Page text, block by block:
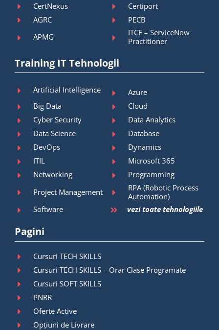
CertNexus
Certiport
AGRC
PECB
APMG
ITCE – ServiceNow
Practitioner
Training IT Tehnologii
Artificial Intelligence
Azure
Big Data
Cloud
Cyber Security
Data Analytics
Data Science
Database
DevOps
Dynamics
ITIL
Microsoft 365
Networking
Programming
Project Management
RPA (Robotic Process
Automation)
Software
vezi toate tehnologiile
Pagini
Cursuri TECH SKILLS
Cursuri TECH SKILLS – Orar Clase Programate
Cursuri SOFT SKILLS
PNRR
Oferte Active
Opțiuni de Livrare